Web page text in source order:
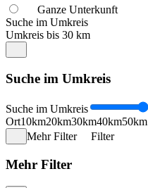
Ganze Unterkunft
Suche im Umkreis
Umkreis bis 30 km
Suche im Umkreis
Suche im Umkreis
Ort10km20km30km40km50km
Mehr Filter
Filter
Mehr Filter